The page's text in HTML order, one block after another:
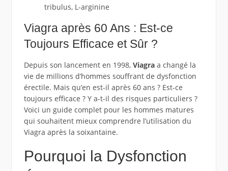
tribulus, L-arginine
Viagra après 60 Ans : Est-ce
Toujours Efficace et Sûr ?
Depuis son lancement en 1998, Viagraa changé la
vie de millions d’hommes souffrant de dysfonction
érectile. Mais qu’en est-il après 60 ans ? Est-ce
toujours efficace ? Y a-t-il des risques particuliers ?
Voici un guide complet pour les hommes matures
qui souhaitent mieux comprendre l’utilisation du
Viagra après la soixantaine.
Pourquoi la Dysfonction